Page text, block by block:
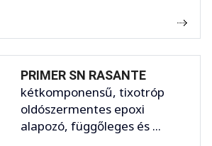
PRIMER SN RASANTE
kétkomponensű, tixotróp
oldószermentes epoxi
alapozó, függőleges és ...